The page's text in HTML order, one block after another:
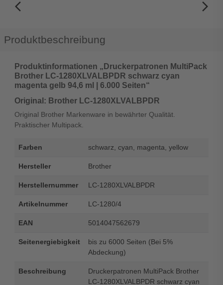
arrow_back_ios_new arrow_forward_ios
Produktbeschreibung
Produktinformationen „Druckerpatronen MultiPack
Brother LC-1280XLVALBPDR schwarz cyan
magenta gelb 94,6 ml | 6.000 Seiten“
Original: Brother LC-1280XLVALBPDR
Original Brother Markenware in bewährter Qualität.
Praktischer Multipack.
Farben schwarz, cyan, magenta, yellow
Hersteller Brother
Herstellernummer LC-1280XLVALBPDR
Artikelnummer LC-1280/4
EAN 5014047562679
Seitenergiebigkeit
bis zu 6000 Seiten (Bei 5%
Abdeckung)
Beschreibung
Druckerpatronen MultiPack Brother
LC-1280XLVALBPDR schwarz cyan